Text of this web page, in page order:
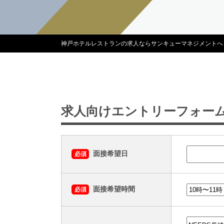
神戸ホテルレストランの求人ならサンキューマネジメントへ
求人向けエントリーフォー
必須 面接希望日
必須 面接希望時間